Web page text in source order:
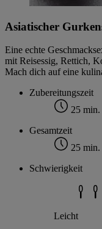
Asiatischer
Eine echte
mit Reisessig, Rettich,
Mach dich auf eine
Zubereitungszeit
25 min.
Gesamtzeit
25 min.
Schwierigkeit
Leicht